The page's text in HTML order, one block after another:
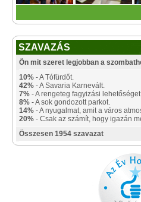
SZAVAZÁS
Ön mit szeret legjobban a
10% - A Tófürdőt.
42% - A Savaria Karnevált.
7% - A rengeteg fagyizási
8% - A sok gondozott parkot.
14% - A nyugalmat, amit a város
20% - Csak az számít, hogy igazán
Összesen 1954 szavazat